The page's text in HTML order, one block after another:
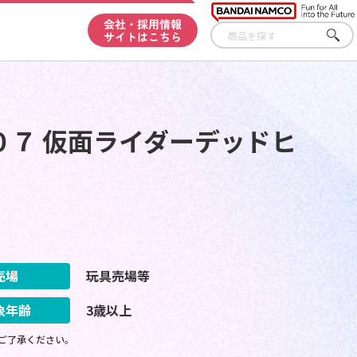
会社・採用情報
サイトはこちら
さが
す
仮面ライダーデッドヒ
場
玩具売場等
年齢
3歳以上
承ください。